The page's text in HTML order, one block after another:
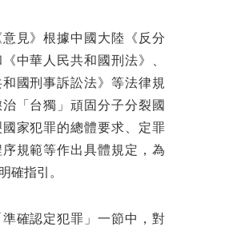
見》根據中國大陸《反分
中華人民共和國刑法》、
和國刑事訴訟法》等法律規
「台獨」頑固分子分裂國
家犯罪的總體要求、定罪
規範等作出具體規定，為
確指引。
確認定犯罪」一節中，對